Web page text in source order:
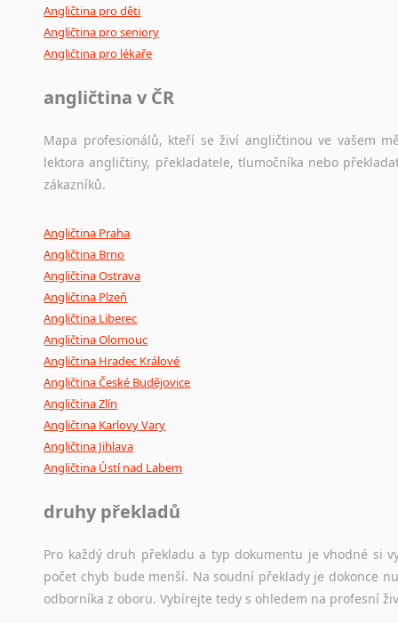
Angličtina pro děti
Angličtina pro seniory
Angličtina pro lékaře
angličtina v ČR
Mapa profesionálů, kteří se živí angličtinou ve vašem
lektora angličtiny, překladatele, tlumočníka nebo
zákazníků.
Angličtina Praha
Angličtina Brno
Angličtina Ostrava
Angličtina Plzeň
Angličtina Liberec
Angličtina Olomouc
Angličtina Hradec Králové
Angličtina České Budějovice
Angličtina Zlín
Angličtina Karlovy Vary
Angličtina Jihlava
Angličtina Ústí nad Labem
druhy překladů
Pro každý druh překladu a typ dokumentu je vhodné si
počet chyb bude menší. Na soudní překlady je dokonce
odborníka z oboru. Vybírejte tedy s ohledem na profesní